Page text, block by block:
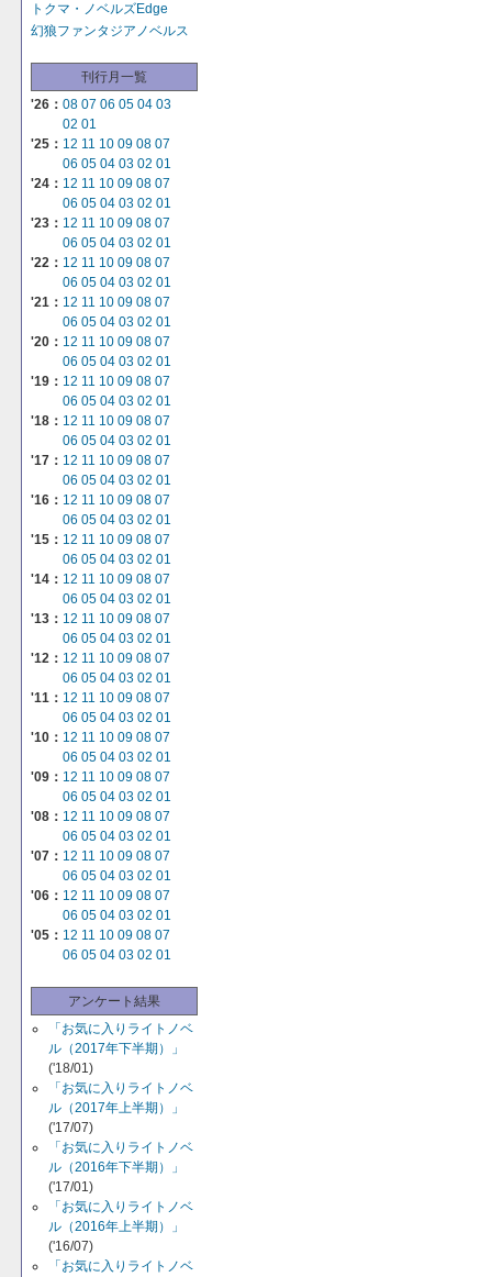
トクマ・ノベルズEdge
幻狼ファンタジアノベルス
刊行月一覧
'26： 08 07 06 05 04 03
02 01
'25： 12 11 10 09 08 07
06 05 04 03 02 01
'24： 12 11 10 09 08 07
06 05 04 03 02 01
'23： 12 11 10 09 08 07
06 05 04 03 02 01
'22： 12 11 10 09 08 07
06 05 04 03 02 01
'21： 12 11 10 09 08 07
06 05 04 03 02 01
'20： 12 11 10 09 08 07
06 05 04 03 02 01
'19： 12 11 10 09 08 07
06 05 04 03 02 01
'18： 12 11 10 09 08 07
06 05 04 03 02 01
'17： 12 11 10 09 08 07
06 05 04 03 02 01
'16： 12 11 10 09 08 07
06 05 04 03 02 01
'15： 12 11 10 09 08 07
06 05 04 03 02 01
'14： 12 11 10 09 08 07
06 05 04 03 02 01
'13： 12 11 10 09 08 07
06 05 04 03 02 01
'12： 12 11 10 09 08 07
06 05 04 03 02 01
'11： 12 11 10 09 08 07
06 05 04 03 02 01
'10： 12 11 10 09 08 07
06 05 04 03 02 01
'09： 12 11 10 09 08 07
06 05 04 03 02 01
'08： 12 11 10 09 08 07
06 05 04 03 02 01
'07： 12 11 10 09 08 07
06 05 04 03 02 01
'06： 12 11 10 09 08 07
06 05 04 03 02 01
'05： 12 11 10 09 08 07
06 05 04 03 02 01
アンケート結果
「お気に入りライトノベ
ル（2017年下半期）」
('18/01)
「お気に入りライトノベ
ル（2017年上半期）」
('17/07)
「お気に入りライトノベ
ル（2016年下半期）」
('17/01)
「お気に入りライトノベ
ル（2016年上半期）」
('16/07)
「お気に入りライトノベ